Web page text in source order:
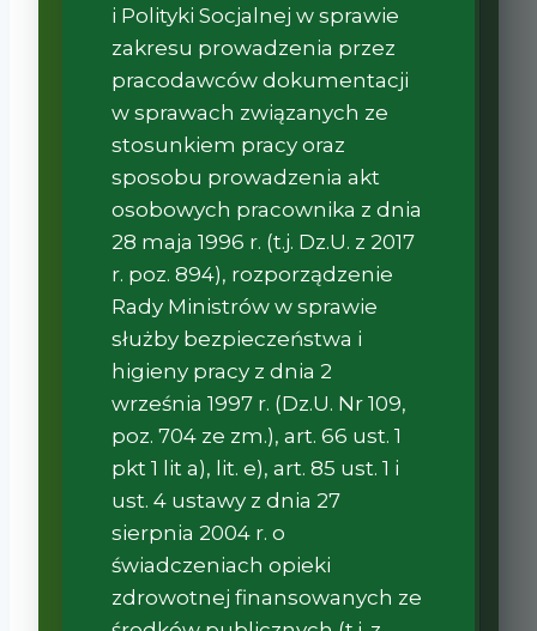
i Polityki Socjalnej w sprawie
zakresu prowadzenia przez
pracodawców dokumentacji
w sprawach związanych ze
stosunkiem pracy oraz
sposobu prowadzenia akt
osobowych pracownika z dnia
28 maja 1996 r. (t.j. Dz.U. z 2017
r. poz. 894), rozporządzenie
Rady Ministrów w sprawie
służby bezpieczeństwa i
higieny pracy z dnia 2
września 1997 r. (Dz.U. Nr 109,
poz. 704 ze zm.), art. 66 ust. 1
pkt 1 lit a), lit. e), art. 85 ust. 1 i
ust. 4 ustawy z dnia 27
sierpnia 2004 r. o
świadczeniach opieki
zdrowotnej finansowanych ze